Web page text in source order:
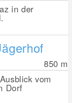
in der
850 m
vom
Dorf